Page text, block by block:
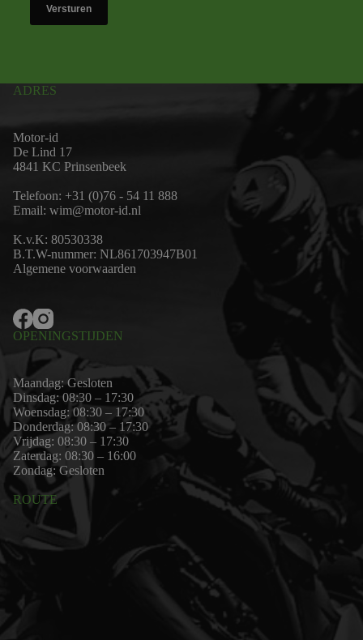
Versturen
ADRES
Motor-id
De Lind 17
4841 KC Prinsenbeek
Telefoon: +31 (0)76 - 54 11 888
Email: wim@motor-id.nl
K.v.K: 80530338
B.T.W-nummer: NL861703947B01
Algemene voorwaarden
OPENINGSTIJDEN
Maandag: Gesloten
Dinsdag: 08:30 – 17:30
Woensdag: 08:30 – 17:30
Donderdag: 08:30 – 17:30
Vrijdag: 08:30 – 17:30
Zaterdag: 08:30 – 16:00
Zondag: Gesloten
ROUTE